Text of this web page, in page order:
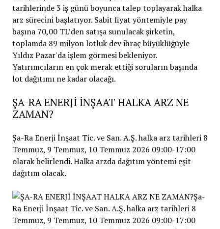
ŞA-RA ENERJİ İNŞAAT HALKA ARZ NE
ZAMAN?
Şa-Ra Enerji İnşaat Tic. ve San. A.Ş. halka arz tarihleri 8
Temmuz, 9 Temmuz, 10 Temmuz 2026 09:00-17:00
olarak belirlendi. Halka arzda dağıtım yöntemi eşit
dağıtım olacak.